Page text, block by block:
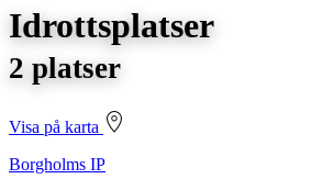
Idrottsplatser
2 platser
Visa på karta
Borgholms IP